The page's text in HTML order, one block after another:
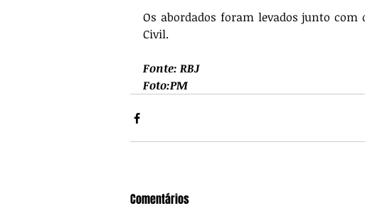
Os abordados foram levados junto com
Civil.
Fonte: RBJ
Foto:PM
Comentários